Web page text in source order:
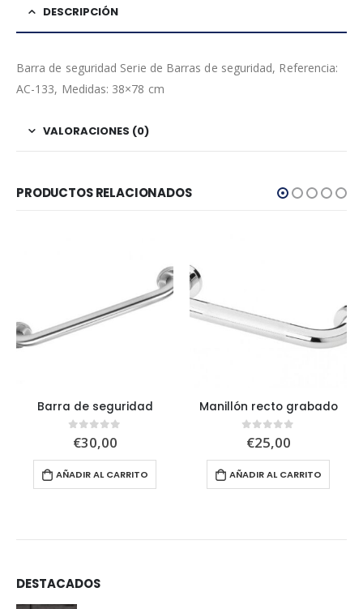
DESCRIPCIÓN
Barra de seguridad Serie de Barras de seguridad, Referencia:
AC-133, Medidas: 38×78 cm
VALORACIONES (0)
PRODUCTOS RELACIONADOS
Barra de seguridad
0out of 5
€30,00
AÑADIR AL CARRITO
Manillón recto grabado
0out of 5
€25,00
AÑADIR AL CARRITO
DESTACADOS